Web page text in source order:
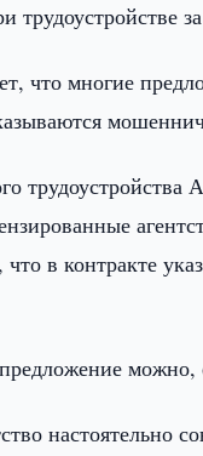
трудоустройстве
что многие
трудоустройства
что в контракте
настоятельно